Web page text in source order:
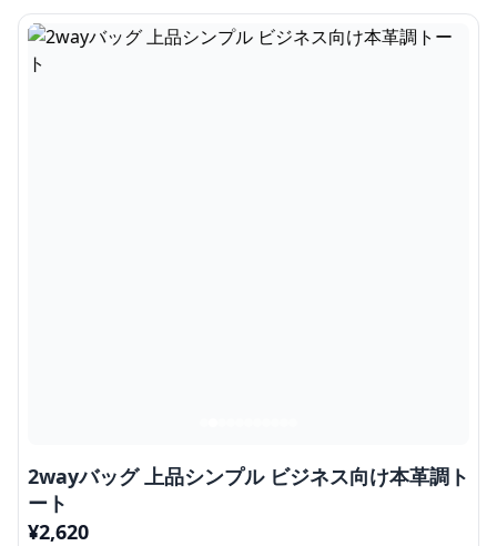
2wayバッグ 上品シンプル ビジネス向け本革調ト
ート
¥2,620